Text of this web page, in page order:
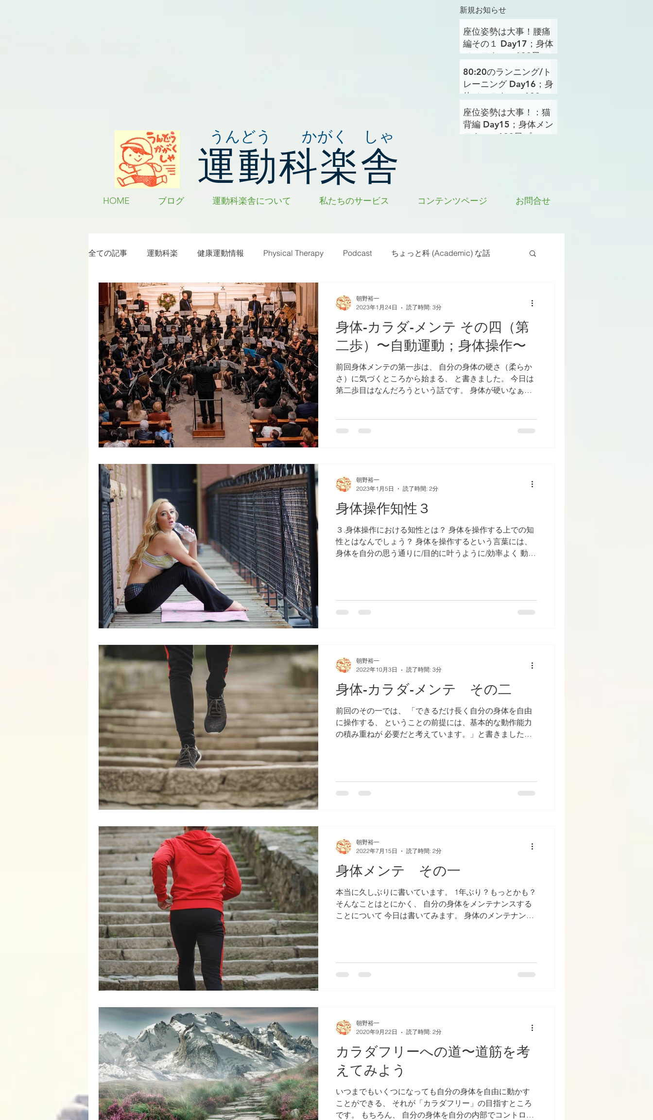
新規お知らせ
うんどう かがく しゃ
運動科楽舎
座位姿勢は大事！腰痛
編その１ Day17；身体
メンテナンス100日プ
ロジェクト
80:20のランニング/ト
レーニング Day16；身
体メンテナンス100日
プロジェクト
座位姿勢は大事！：猫
背編 Day15；身体メン
テナンス100日プロジ
HOME ブログ 運動科楽舎について 私たちのサービス コンテンツページ お問合せ
全ての記事 運動科楽 健康運動情報 Physical Therapy Podcast ちょっと科 (Academic) な話
ちょっと楽 (Entertainment) な話 雑感その他 動画
RWC2019 ラグビー カラダフリー 身体運動 姿勢 バランス バランス能力 日常生活
ボクシング YouTube 身体メンテ ヨガ 腰痛予防
身体-カラダ-メンテ その四（第
二歩）〜自動運動；身体操作〜
前回身体メンテの第一歩は、 自分の身体の硬さ（柔らか
さ）に気づくところから始まる、 と書きました。 今日は
第二歩目はなんだろうという話です。 身体が硬いなぁと
朝野裕一
2023年1月24日
読了時間: 3分
身体操作知性３
３.身体操作における知性とは？ 身体を操作する上での知
性とはなんでしょう？ 身体を操作するという言葉には、
身体を自分の思う通りに/目的に叶うように/効率よく 動か
朝野裕一
2023年1月5日
読了時間: 2分
身体-カラダ-メンテ その二
前回のその一では、 「できるだけ長く自分の身体を自由
に操作する、 ということの前提には、基本的な動作能力
の積み重ねが 必要だと考えています。」と書きました、
朝野裕一
2022年10月3日
読了時間: 3分
身体メンテ その一
本当に久しぶりに書いています。 1年ぶり？もっとかも？
そんなことはとにかく、 自分の身体をメンテナンスする
ことについて 今日は書いてみます。 身体のメンテナンス
朝野裕一
2022年7月15日
読了時間: 2分
カラダフリーへの道〜道筋を考
えてみよう
いつまでもいくつになっても自分の身体を自由に動かす
ことができる、 それが「カラダフリー」の目指すところ
です。 もちろん、 自分の身体を自分の内部でコントロー
朝野裕一
2020年9月22日
読了時間: 2分